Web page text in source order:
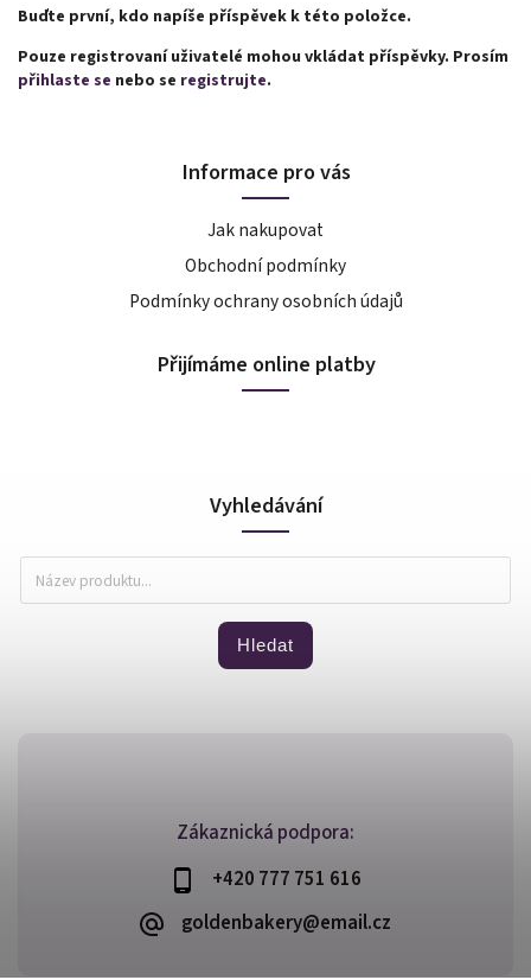
Buďte první, kdo napíše příspěvek k této položce.
Pouze registrovaní uživatelé mohou vkládat příspěvky. Prosím
přihlaste se nebo se registrujte.
Zákaznická podpora:
+420 777 751 616
goldenbakery@email.cz
Informace pro vás
Jak nakupovat
Obchodní podmínky
Podmínky ochrany osobních údajů
Přijímáme online platby
Vyhledávání
Hledat